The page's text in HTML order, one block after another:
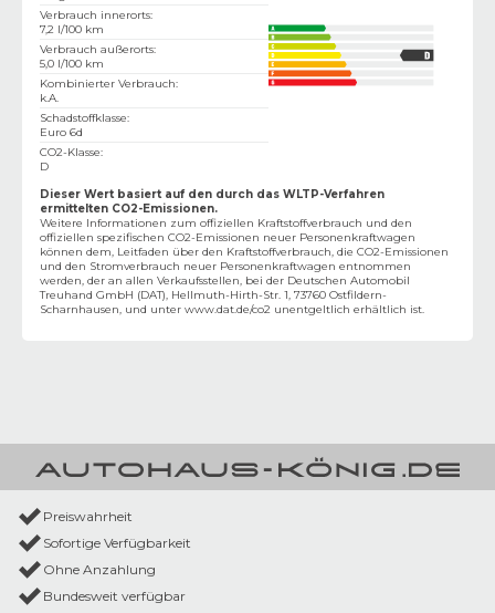
Verbrauch innerorts:
7,2 l/100 km
Verbrauch außerorts:
5,0 l/100 km
Kombinierter Verbrauch:
k.A.
Schadstoffklasse:
Euro 6d
CO2-Klasse:
D
Dieser Wert basiert auf den durch das WLTP-Verfahren
ermittelten CO2-Emissionen.
Weitere Informationen zum offiziellen Kraftstoffverbrauch und den
offiziellen spezifischen CO2-Emissionen neuer Personenkraftwagen
können dem‚ Leitfaden über den Kraftstoffverbrauch, die CO2-Emissionen
und den Stromverbrauch neuer Personenkraftwagen entnommen
werden, der an allen Verkaufsstellen, bei der Deutschen Automobil
Treuhand GmbH (DAT), Hellmuth-Hirth-Str. 1, 73760 Ostfildern-
Scharnhausen, und unter www.dat.de/co2 unentgeltlich erhältlich ist.
Preiswahrheit
Sofortige Verfügbarkeit
Ohne Anzahlung
Bundesweit verfügbar